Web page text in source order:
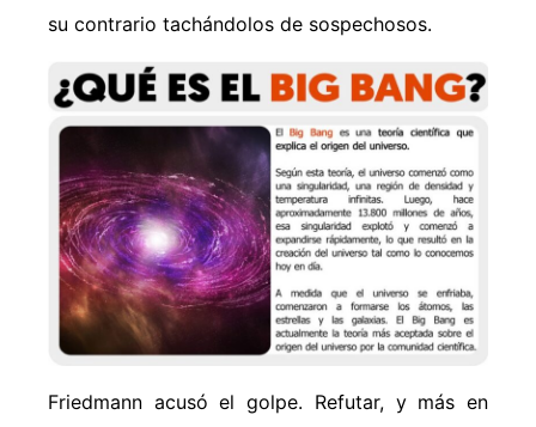
su contrario tachándolos de sospechosos.
Friedmann acusó el golpe. Refutar, y más en